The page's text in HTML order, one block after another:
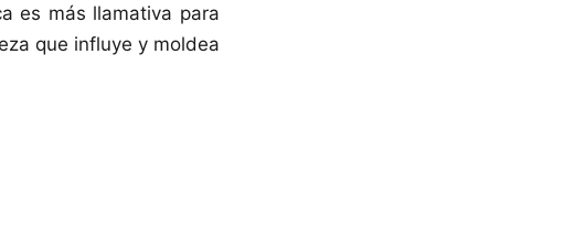
es más llamativa para
que influye y moldea